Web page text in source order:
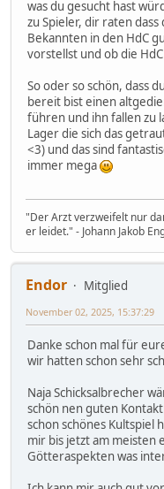
was du gesucht hast
zu Spieler, dir raten
Bekannten in den HdC
vorstellst und ob die
So oder so schön, dass
bereit bist einen
führen und ihn fallen zu
Lager die sich das
<3) und das sind
immer mega
"Der Arzt verzweifelt nur
er leidet." - Johann Jakob
Endor
Mitglied
November 02, 2025, 15:37:29
Danke schon mal für
wir hatten schon sehr
Naja Schicksalbrecher
schön nen guten
schon schönes Kultspiel
mir bis jetzt am meisten
Götteraspekten was